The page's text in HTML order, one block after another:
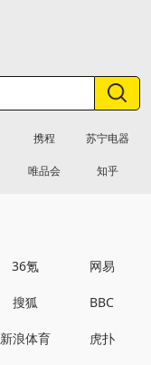
携程 苏宁电器
唯品会 知乎
36氪 网易
搜狐 BBC
新浪体育 虎扑